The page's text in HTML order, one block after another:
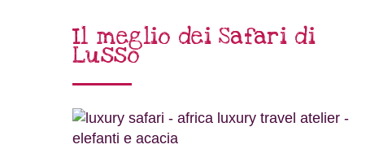
Il meglio dei Safari di
Lusso